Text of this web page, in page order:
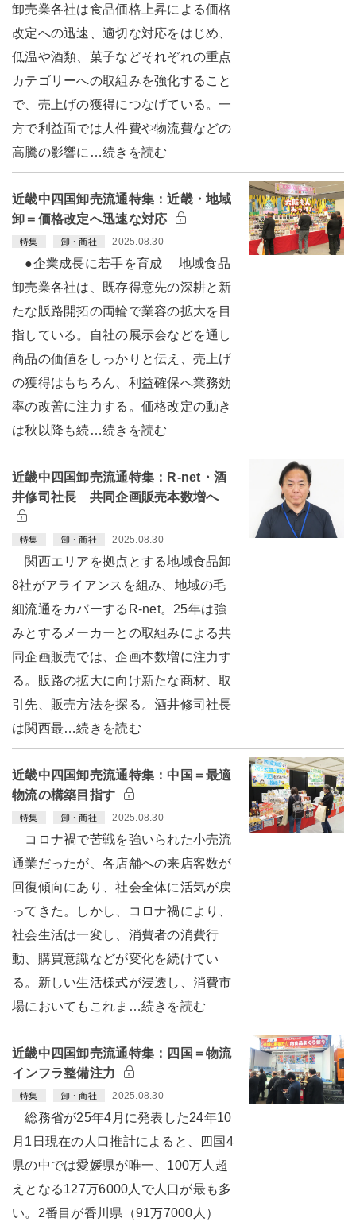
卸売業各社は食品価格上昇による価格
改定への迅速、適切な対応をはじめ、
低温や酒類、菓子などそれぞれの重点
カテゴリーへの取組みを強化すること
で、売上げの獲得につなげている。一
方で利益面では人件費や物流費などの
高騰の影響に…続きを読む
近畿中四国卸売流通特集：近畿・地域
卸＝価格改定へ迅速な対応
特集 卸・商社 2025.08.30
●企業成長に若手を育成 地域食品
卸売業各社は、既存得意先の深耕と新
たな販路開拓の両輪で業容の拡大を目
指している。自社の展示会などを通し
商品の価値をしっかりと伝え、売上げ
の獲得はもちろん、利益確保へ業務効
率の改善に注力する。価格改定の動き
は秋以降も続…続きを読む
近畿中四国卸売流通特集：R-net・酒
井修司社長 共同企画販売本数増へ
特集 卸・商社 2025.08.30
関西エリアを拠点とする地域食品卸
8社がアライアンスを組み、地域の毛
細流通をカバーするR-net。25年は強
みとするメーカーとの取組みによる共
同企画販売では、企画本数増に注力す
る。販路の拡大に向け新たな商材、取
引先、販売方法を探る。酒井修司社長
は関西最…続きを読む
近畿中四国卸売流通特集：中国＝最適
物流の構築目指す
特集 卸・商社 2025.08.30
コロナ禍で苦戦を強いられた小売流
通業だったが、各店舗への来店客数が
回復傾向にあり、社会全体に活気が戻
ってきた。しかし、コロナ禍により、
社会生活は一変し、消費者の消費行
動、購買意識などが変化を続けてい
る。新しい生活様式が浸透し、消費市
場においてもこれま…続きを読む
近畿中四国卸売流通特集：四国＝物流
インフラ整備注力
特集 卸・商社 2025.08.30
総務省が25年4月に発表した24年10
月1日現在の人口推計によると、四国4
県の中では愛媛県が唯一、100万人超
えとなる127万6000人で人口が最も多
い。2番目が香川県（91万7000人）